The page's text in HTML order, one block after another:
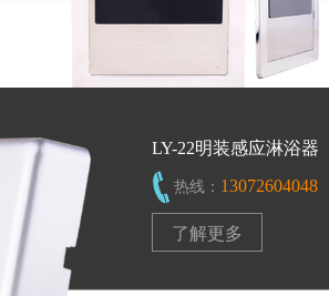
LY-22明装感应淋浴器
热线： 13072604048
了解更多